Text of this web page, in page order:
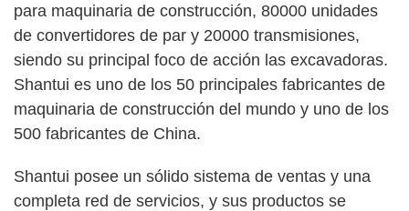
para maquinaria de construcción, 80000 unidades
de convertidores de par y 20000 transmisiones,
siendo su principal foco de acción las excavadoras.
Shantui es uno de los 50 principales fabricantes de
maquinaria de construcción del mundo y uno de los
500 fabricantes de China.
Shantui posee un sólido sistema de ventas y una
completa red de servicios, y sus productos se